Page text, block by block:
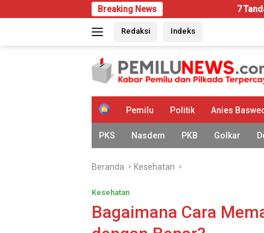
ke
Breaking News 7 Tanda Rumah Mulai
Redaksi Indeks
H
m
e
Pemilu Politik Anies
PKS Nasdem PKB Golkar
Beranda Kesehatan
Kesehatan
Bagaimana Cara